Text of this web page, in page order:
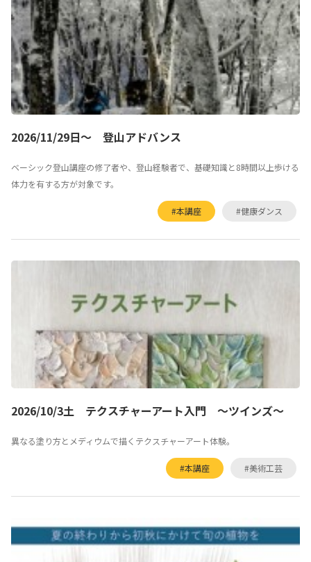
2026/11/29日～ 登山アドバンス
ベーシック登山講座の修了者や、登山経験者で、基礎知識と8時間以上歩ける
体力を有する方が対象です。
#本講座 #健康ダンス
2026/10/3土 テクスチャーアート入門 ～ツインズ～
異なる塗り方とメディウムで描くテクスチャーアート体験。
#本講座 #美術工芸